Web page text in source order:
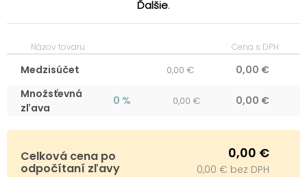
Ďalšie.
Názov tovaru Cena s DPH
Medzisúčet 0,00 €
0,00 €
Množsťevná
zľava
0 % 0,00 € 0,00 €
Celková cena po
odpočítaní zľavy
0,00 €
0,00 € bez DPH